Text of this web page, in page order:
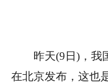
昨天(9日)，我
在北京发布，这也